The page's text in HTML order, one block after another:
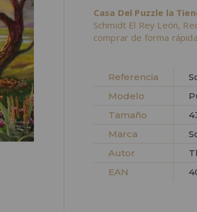
Casa Del Puzzle la
Schmidt El Rey León,
comprar de forma
Referencia
Modelo
Tamaño
Marca
Autor
EAN